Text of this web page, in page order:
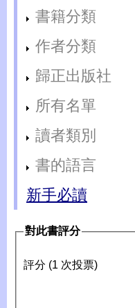
書籍分類
作者分類
歸正出版社
所有名單
讀者類別
書的語言
新手必讀
對此書評分
評分 (1 次投票)